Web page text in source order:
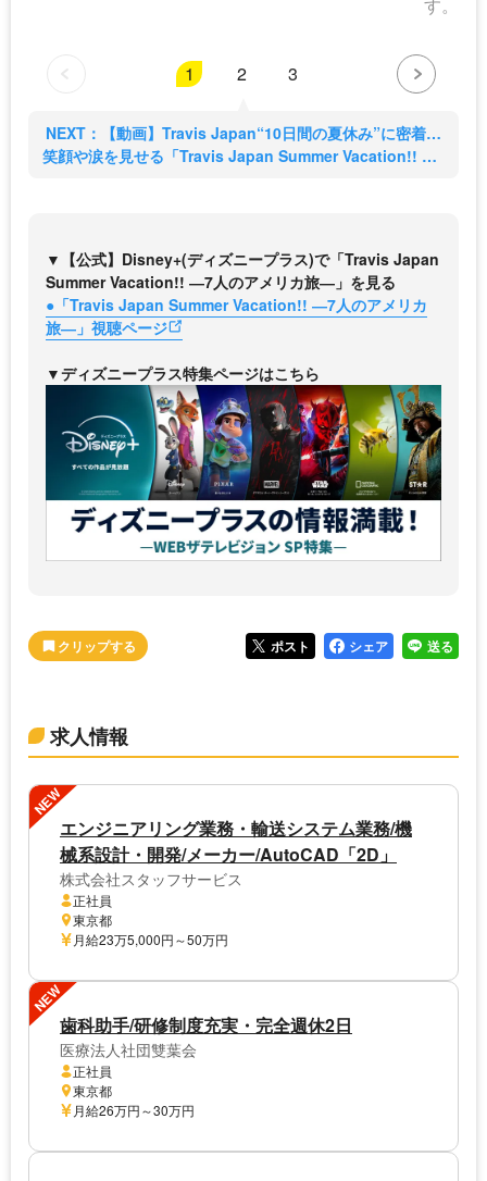
1 2 3
NEXT：【動画】Travis Japan“10日間の夏休み”に密着…
笑顔や涙を見せる「Travis Japan Summer Vacation!! ―7
▼【公式】Disney+(ディズニープラス)で「Travis Japan
Summer Vacation!! ―7人のアメリカ旅―」を見る
●「Travis Japan Summer Vacation!! ―7人のアメリカ
旅―」視聴ページ
▼ディズニープラス特集ページはこちら
ポスト シェア 送る
求人情報
NEW
エンジニアリング業務・輸送システム業務/機
械系設計・開発/メーカー/AutoCAD「2D」
株式会社スタッフサービス
正社員
東京都
月給23万5,000円～50万円
NEW
歯科助手/研修制度充実・完全週休2日
医療法人社団雙葉会
正社員
東京都
月給26万円～30万円